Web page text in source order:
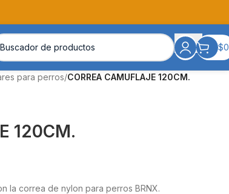
$0
para perros/CORREA CAMUFLAJE 120CM.
120CM.
la correa de nylon para perros BRNX.